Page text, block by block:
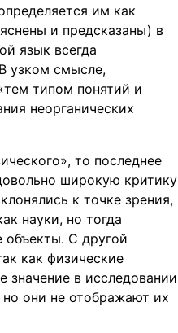
им как
и предсказаны) в
язык всегда
узком смысле,
типом понятий и
неорганических
то последнее
широкую критику
к точке зрения,
науки, но тогда
объекты. С другой
как физические
в исследовании
но они не отображают их